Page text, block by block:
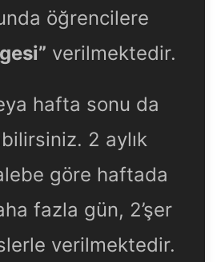
öğrencilere
verilmektedir.
hafta sonu da
2 aylık
göre haftada
fazla gün, 2’şer
verilmektedir.